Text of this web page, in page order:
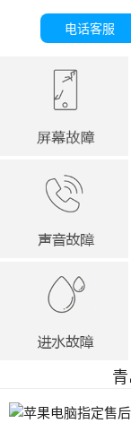
电话客服